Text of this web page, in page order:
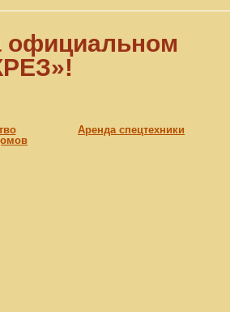
официальном
Аренда спецтехники